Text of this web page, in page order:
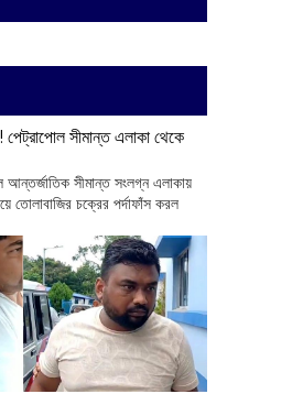
পেট্রাপোল সীমান্ত এলাকা থেকে
আন্তর্জাতিক সীমান্ত সংলগ্ন এলাকায়
তোলাবাজির চক্রের পর্দাফাঁস করল